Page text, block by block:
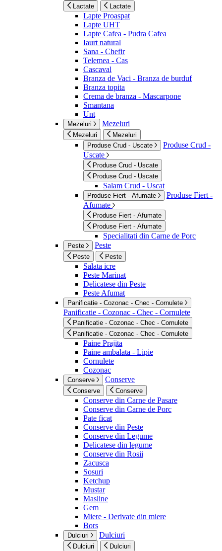
Lactate Lactate
Lapte Proaspat
Lapte UHT
Lapte Cafea - Pudra Cafea
Iaurt natural
Sana - Chefir
Telemea - Cas
Cascaval
Branza de Vaci - Branza de burduf
Branza topita
Crema de branza - Mascarpone
Smantana
Unt
Mezeluri Mezeluri
Mezeluri
Mezeluri
Produse Crud - Uscate
Produse Crud -
Uscate
Produse Crud - Uscate
Produse Crud - Uscate
Salam Crud - Uscat
Produse Fiert - Afumate
Produse Fiert -
Afumate
Produse Fiert - Afumate
Produse Fiert - Afumate
Specialitati din Carne de Porc
Peste Peste
Peste Peste
Salata icre
Peste Marinat
Delicatese din Peste
Peste Afumat
Panificatie - Cozonac - Chec - Cornulete
Panificatie - Cozonac - Chec - Cornulete
Panificatie - Cozonac - Chec - Cornulete
Panificatie - Cozonac - Chec - Cornulete
Paine Prajita
Paine ambalata - Lipie
Cornulete
Cozonac
Conserve Conserve
Conserve Conserve
Conserve din Carne de Pasare
Conserve din Carne de Porc
Pate ficat
Conserve din Peste
Conserve din Legume
Delicatese din legume
Conserve din Rosii
Zacusca
Sosuri
Ketchup
Mustar
Masline
Gem
Miere - Derivate din miere
Bors
Dulciuri Dulciuri
Dulciuri Dulciuri